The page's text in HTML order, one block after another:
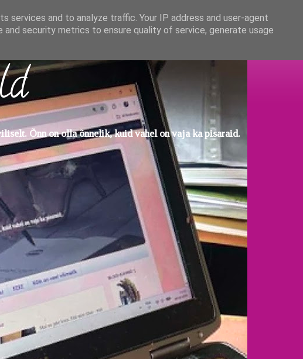
Õnn on olla õnnelik, kuid vahel on vaja ka pisaraid.
services and to analyze traffic. Your IP address and user-agent
and security metrics to ensure quality of service, generate usage